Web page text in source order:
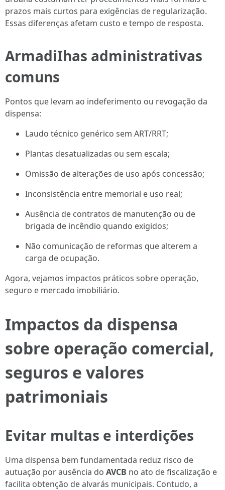
prazos mais curtos para exigências de regularização.
Essas diferenças afetam custo e tempo de resposta.
ArmadiIhas administrativas
comuns
Pontos que levam ao indeferimento ou revogação da
dispensa:
Laudo técnico genérico sem ART/RRT;
Plantas desatualizadas ou sem escala;
Omissão de alterações de uso após concessão;
Inconsistência entre memorial e uso real;
Ausência de contratos de manutenção ou de
brigada de incêndio quando exigidos;
Não comunicação de reformas que alterem a
carga de ocupação.
Agora, vejamos impactos práticos sobre operação,
seguro e mercado imobiliário.
Impactos da dispensa
sobre operação comercial,
seguros e valores
patrimoniais
Evitar multas e interdições
Uma dispensa bem fundamentada reduz risco de
autuação por ausência do AVCB no ato de fiscalização e
facilita obtenção de alvarás municipais. Contudo, a